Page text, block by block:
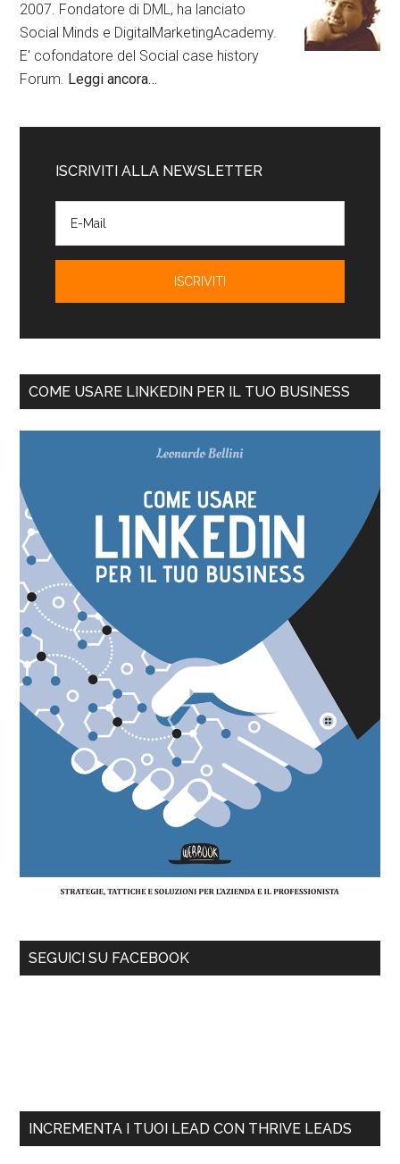
2007. Fondatore di DML, ha lanciato
Social Minds e DigitalMarketingAcademy.
E' cofondatore del Social case history
Forum. Leggi ancora…
ISCRIVITI ALLA NEWSLETTER
COME USARE LINKEDIN PER IL TUO BUSINESS
SEGUICI SU FACEBOOK
INCREMENTA I TUOI LEAD CON THRIVE LEADS